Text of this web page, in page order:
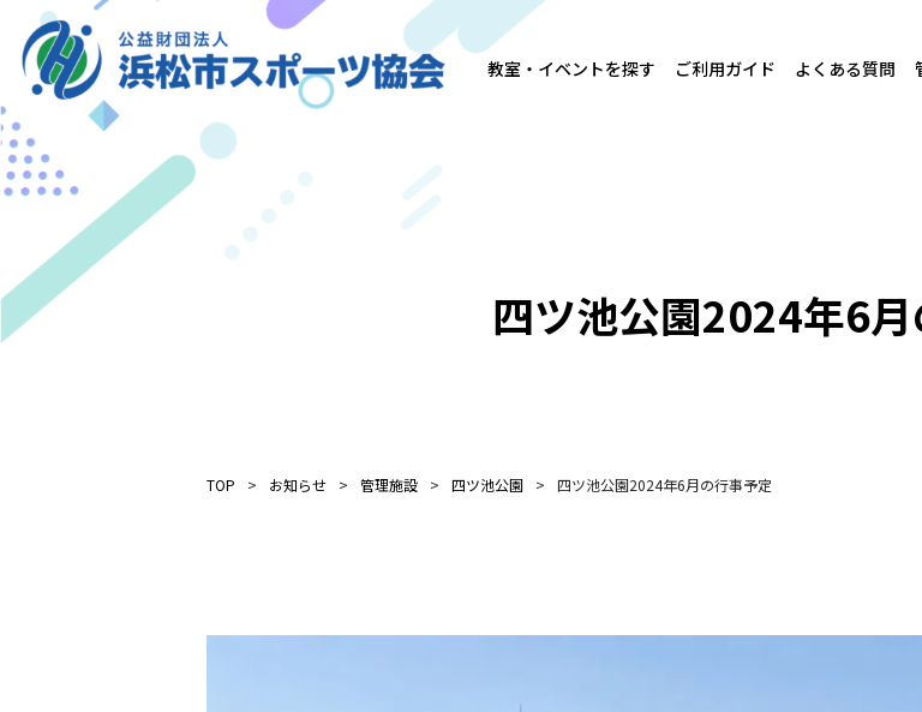
教室・イベントを探す ご利用ガイド よくある質問
四ツ池公園2024年6
TOP お知らせ 管理施設 四ツ池公園 四ツ池公園2024年6月の行事予定